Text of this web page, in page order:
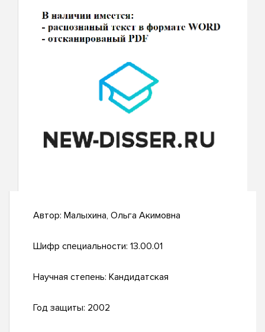
Автор: Малыхина, Ольга Акимовна
Шифр специальности: 13.00.01
Научная степень: Кандидатская
Год защиты: 2002